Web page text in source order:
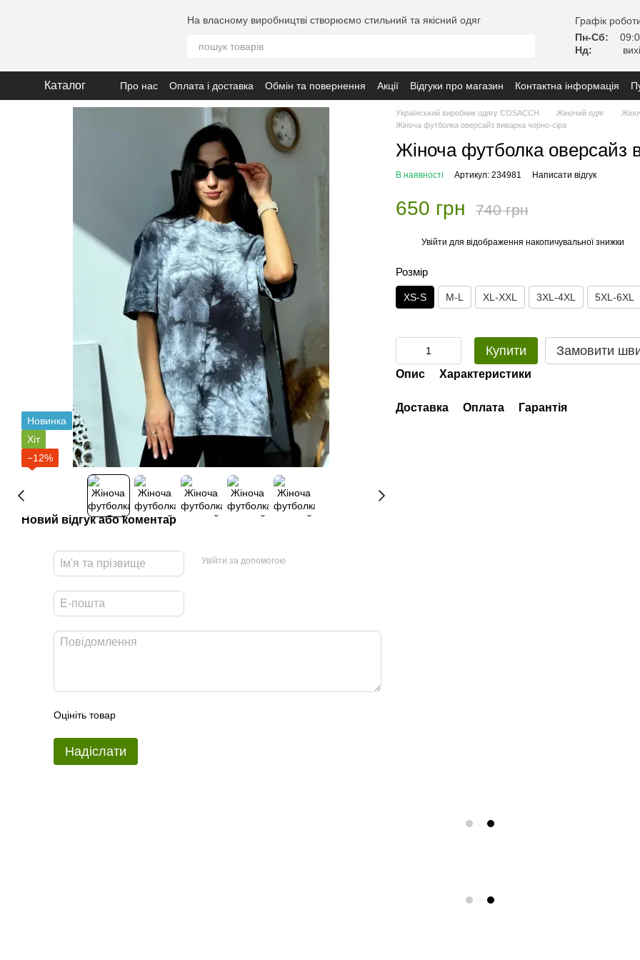
На власному виробництві створюємо стильний та якісний одяг
Графік
Пн-Сб:
Нд:
Каталог Про нас Оплата і доставка Обмін та повернення Акції Відгуки про магазин Контактна інформація
Політика конфіденційності
Допомога з замовленням
Новинка
Хіт
−12%
Новий відгук або коментар
Увійти за допомогою
Оцініть товар
Надіслати
Український виробник одягу COSACCH Жіночий одяг
Жіноча футболка оверсайз виварка чорно-сіра
Жіноча футболка оверсайз
В наявності Артикул: 234981 Написати відгук
650 грн 740 грн
Увійти для відображення накопичувальної знижки
Розмір
XS-S M-L XL-XXL 3XL-4XL 5XL-6XL
Купити Замовити
Опис Характеристики
Доставка Оплата Гарантія